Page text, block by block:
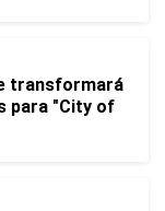
transformará
para "City of